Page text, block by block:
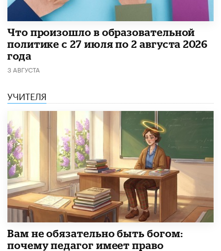
​Что произошло в образовательной
политике с 27 июля по 2 августа 2026
года
3 АВГУСТА
УЧИТЕЛЯ
​Вам не обязательно быть богом:
почему педагог имеет право